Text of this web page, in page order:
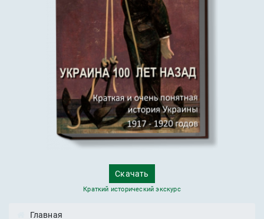
Скачать
Краткий исторический экскурс
Главная